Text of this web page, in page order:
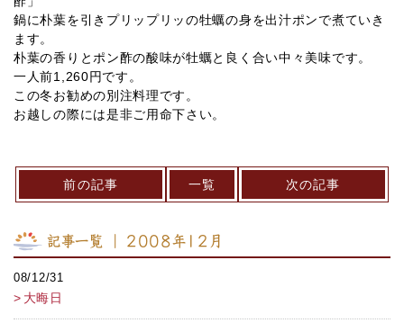
鍋に朴葉を引きプリップリッの牡蠣の身を出汁ポンで煮ていき
ます。
朴葉の香りとポン酢の酸味が牡蠣と良く合い中々美味です。
一人前1,260円です。
この冬お勧めの別注料理です。
お越しの際には是非ご用命下さい。
前の記事 一覧 次の記事
記事一覧 ｜ 2008年12月
08/12/31
大晦日